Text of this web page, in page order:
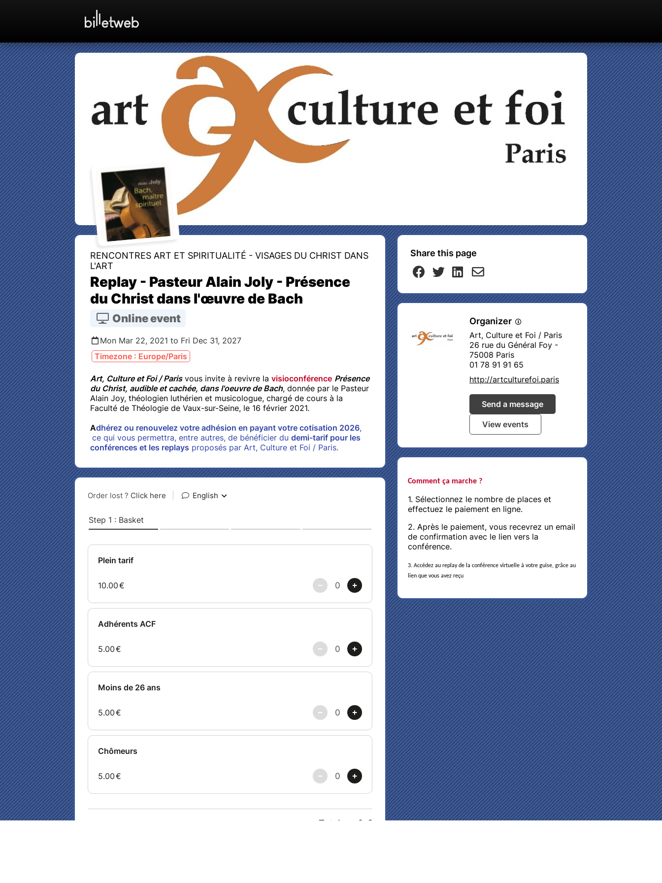
RENCONTRES ART ET SPIRITUALITÉ - VISAGES DU CHRIST DANS
L'ART
Replay - Pasteur Alain Joly - Présence
du Christ dans l'œuvre de Bach
Online event
Mon Mar 22, 2021 to Fri Dec 31, 2027
Timezone : Europe/Paris
Art, Culture et Foi / Parisvous invite à revivre la visioconférence Présence
du Christ, audible et cachée, dans l'oeuvre de Bach, donnée par le Pasteur
Alain Joy, théologien luthérien et musicologue, chargé de cours à la
Faculté de Théologie de Vaux-sur-Seine, le 16 février 2021.
Adhérez ou renouvelez votre adhésion en payant votre cotisation 2026,
ce qui vous permettra, entre autres, de bénéficier du demi-tarif pour les
conférences et les replays proposés par Art, Culture et Foi / Paris.
Share this page
Organizer
Art, Culture et Foi / Paris
26 rue du Général Foy -
75008 Paris
01 78 91 91 65
http://artculturefoi.paris
Send a message
View events
Comment ça marche ?
1. Sélectionnez le nombre de places et
effectuez le paiement en ligne.
2. Après le paiement, vous recevrez un email
de confirmation avec le lien vers la
conférence.
3. Accédez au replay de la conférence virtuelle à votre guise, grâce au
lien que vous avez reçu